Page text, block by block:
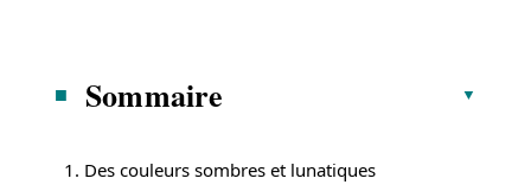
Sommaire
1. Des couleurs sombres et lunatiques